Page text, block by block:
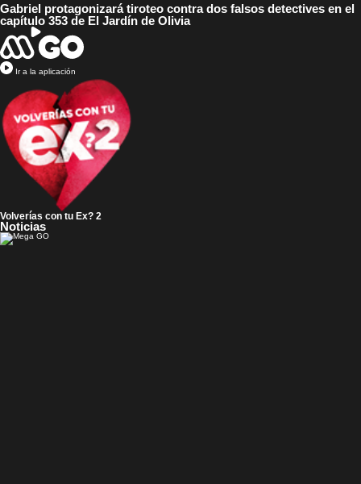
Gabriel protagonizará tiroteo contra dos falsos detectives en el
capítulo 353 de El Jardín de Olivia
Ir a la aplicación
Volverías con tu Ex? 2
Noticias